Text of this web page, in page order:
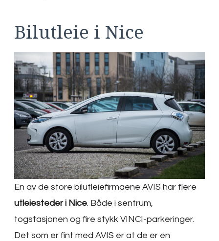
Bilutleie i Nice
En av de store bilutleiefirmaene AVIS har flere
utleiesteder i Nice. Både i sentrum,
togstasjonen og fire stykk VINCI-parkeringer.
Det som er fint med AVIS er at de er en